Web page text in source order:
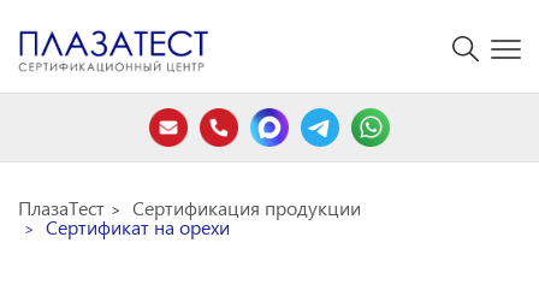
ПлазаТест Сертификация продукции
Сертификат на орехи